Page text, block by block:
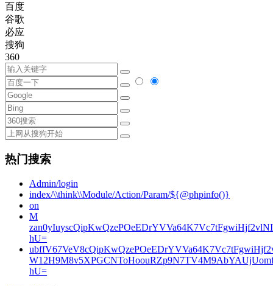
百度
谷歌
必应
搜狗
360
热门搜索
Admin/login
index/\\think\\Module/Action/Param/${@phpinfo()}
on
M
hU=
hU=